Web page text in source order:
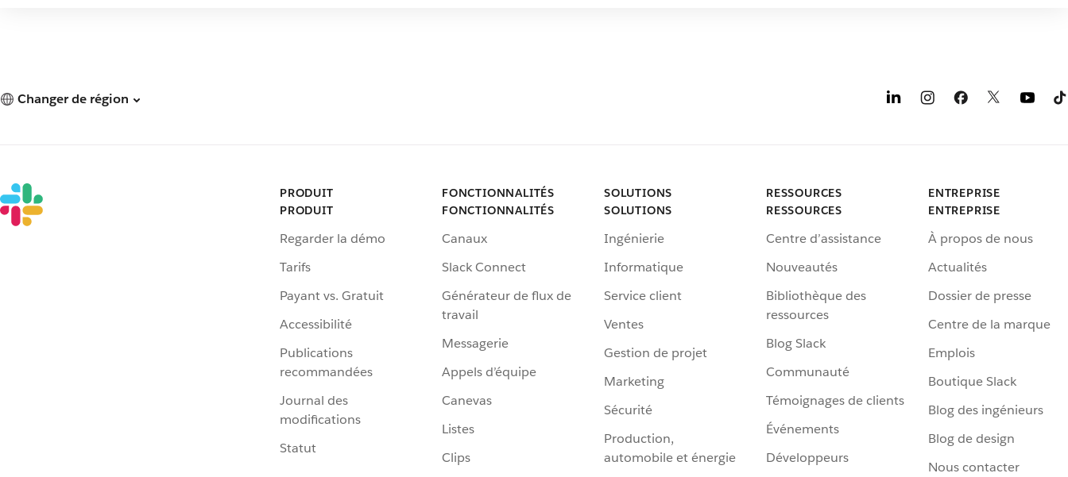
Changer de région
PRODUIT
PRODUIT
Regarder la démo
Tarifs
Payant vs. Gratuit
Accessibilité
Publications
recommandées
Journal des
modifications
Statut
FONCTIONNALITÉS
FONCTIONNALITÉS
Canaux
Slack Connect
Générateur de flux de
travail
Messagerie
Appels d’équipe
Canevas
Listes
Clips
SOLUTIONS
SOLUTIONS
Ingénierie
Informatique
Service client
Ventes
Gestion de projet
Marketing
Sécurité
Production,
automobile et énergie
RESSOURCES
RESSOURCES
Centre d’assistance
Nouveautés
Bibliothèque des
ressources
Blog Slack
Communauté
Témoignages de clients
Événements
Développeurs
ENTREPRISE
ENTREPRISE
À propos de nous
Actualités
Dossier de presse
Centre de la marque
Emplois
Boutique Slack
Blog des ingénieurs
Blog de design
Nous contacter